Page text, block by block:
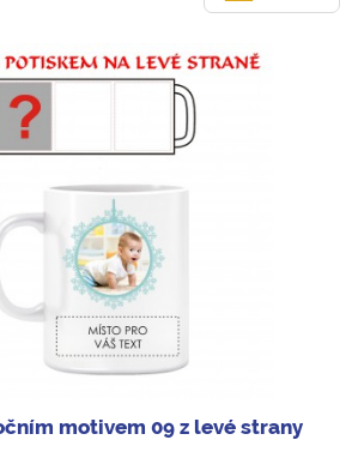
motivem 09 z levé strany